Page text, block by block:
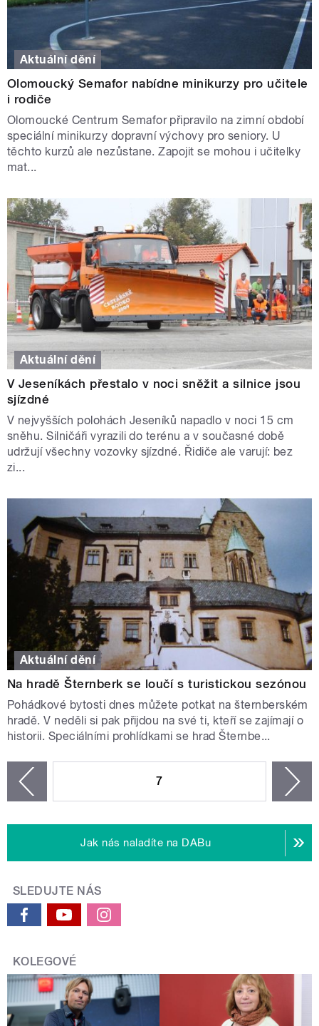
Aktuální dění
Olomoucký Semafor nabídne minikurzy pro učitele
i rodiče
Olomoucké Centrum Semafor připravilo na zimní období
speciální minikurzy dopravní výchovy pro seniory. U
těchto kurzů ale nezůstane. Zapojit se mohou i učitelky
mat...
Aktuální dění
V Jeseníkách přestalo v noci sněžit a silnice jsou
sjízdné
V nejvyšších polohách Jeseníků napadlo v noci 15 cm
sněhu. Silničáři vyrazili do terénu a v současné době
udržují všechny vozovky sjízdné. Řidiče ale varují: bez
zi...
Aktuální dění
Na hradě Šternberk se loučí s turistickou sezónou
Pohádkové bytosti dnes můžete potkat na šternberském
hradě. V neděli si pak přijdou na své ti, kteří se zajímají o
historii. Speciálními prohlídkami se hrad Šternbe...
7
Jak nás naladíte na DABu
SLEDUJTE NÁS
KOLEGOVÉ